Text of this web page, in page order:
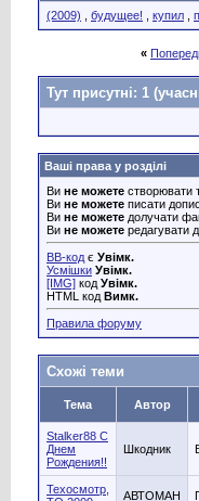
(2009)
будущее! купил
«
Тут присутні: 1
Ваші права у розділі
Ви не можете створювати
Ви не можете писати
Ви не можете долучати
Ви не можете редагувати
BB-код є Увімк.
Усмішки Увімк.
[IMG] код Увімк.
HTML код Вимк.
Правила форуму
Схожі теми
Тема Автор
Stalker88 С
Днем
Рождения!!
Шкодник
Техосмотр,
АВТОМАН